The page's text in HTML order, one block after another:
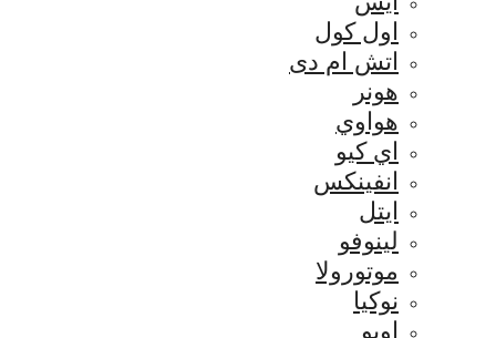
اول كول
اتش ام دى
هونر
هواوي
اي كيو
انفينكس
ايتل
لينوفو
موتورولا
نوكيا
اوبو